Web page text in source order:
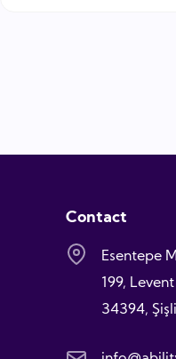
Contact
Esentepe
199, Levent
34394,